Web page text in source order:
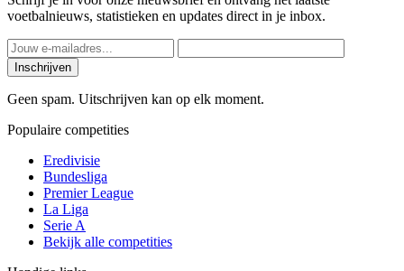
voetbalnieuws, statistieken en updates direct in je inbox.
Inschrijven
Geen spam. Uitschrijven kan op elk moment.
Populaire competities
Eredivisie
Bundesliga
Premier League
La Liga
Serie A
Bekijk alle competities